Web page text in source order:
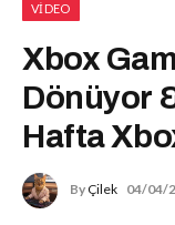
VIDEO
Xbox
Dönüyor
Hafta
By Çilek 04/04/